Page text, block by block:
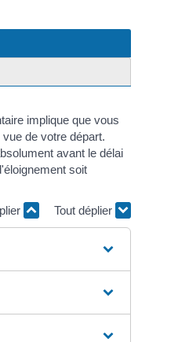
implique que vous
de votre départ.
avant le délai
soit
Tout déplier